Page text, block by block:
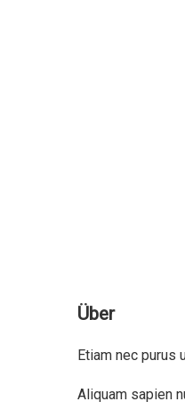
Über
Etiam nec purus
Aliquam sapien